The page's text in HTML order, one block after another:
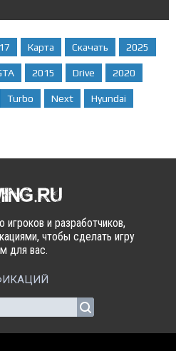
Карта Скачать 2025
2015 Drive 2020
Turbo Next Hyundai
и разработчиков,
чтобы сделать игру
для вас.